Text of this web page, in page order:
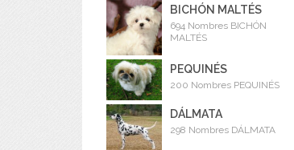
BICHÓN MALTÉS
694 Nombres BICHÓN
MALTÉS
PEQUINÉS
200 Nombres PEQUINÉS
DÁLMATA
298 Nombres DÁLMATA